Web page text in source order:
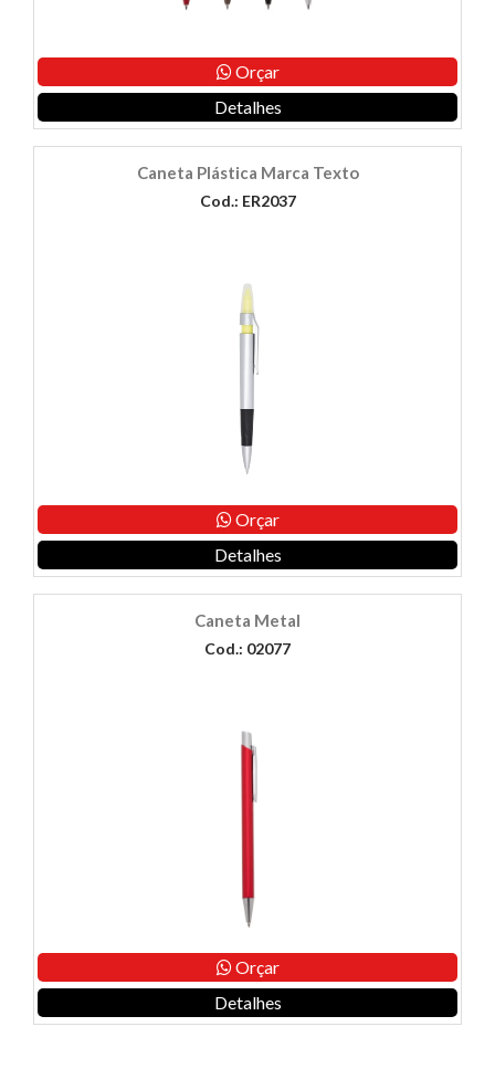
Orçar
Detalhes
Caneta Plástica Marca Texto
Cod.: ER2037
Orçar
Detalhes
Caneta Metal
Cod.: 02077
Orçar
Detalhes